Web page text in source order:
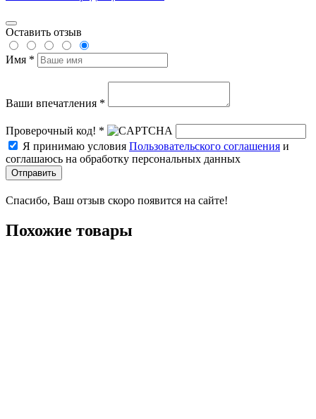
Оставить отзыв
Имя *
Ваши впечатления *
Проверочный код! *
Я принимаю условия Пользовательского соглашения и
соглашаюсь на обработку персональных данных
Отправить
Спасибо, Ваш отзыв скоро появится на сайте!
Похожие товары